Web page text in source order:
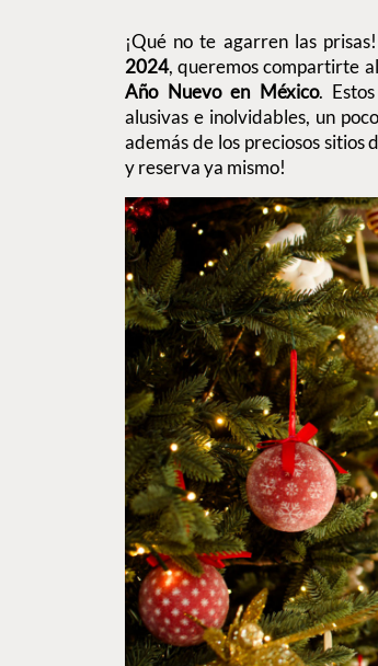
¡Qué no te agarren las
2024, queremos compartirte
Año Nuevo en México.
alusivas e inolvidables, un
además de los preciosos sitios
y reserva ya mismo!